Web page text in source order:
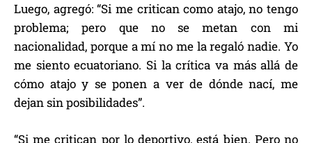
Luego, agregó: “Si me critican como atajo, no tengo
problema; pero que no se metan con mi
nacionalidad, porque a mí no me la regaló nadie. Yo
me siento ecuatoriano. Si la crítica va más allá de
cómo atajo y se ponen a ver de dónde nací, me
dejan sin posibilidades”.
“Si me critican por lo deportivo, está bien. Pero no